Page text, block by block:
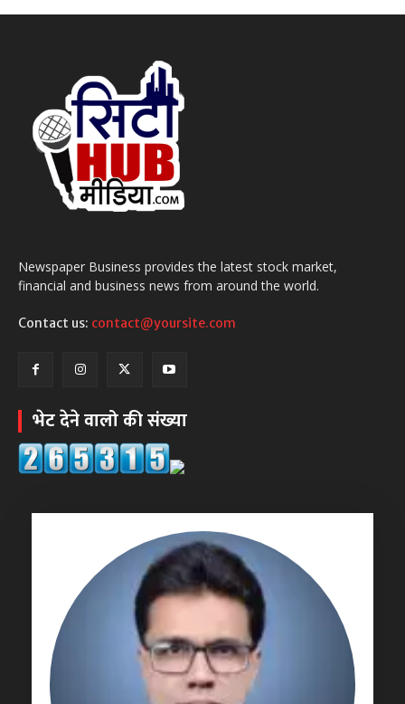
Newspaper Business provides the latest stock market,
financial and business news from around the world.
Contact us: contact@yoursite.com
भेट देने वालो की संख्या